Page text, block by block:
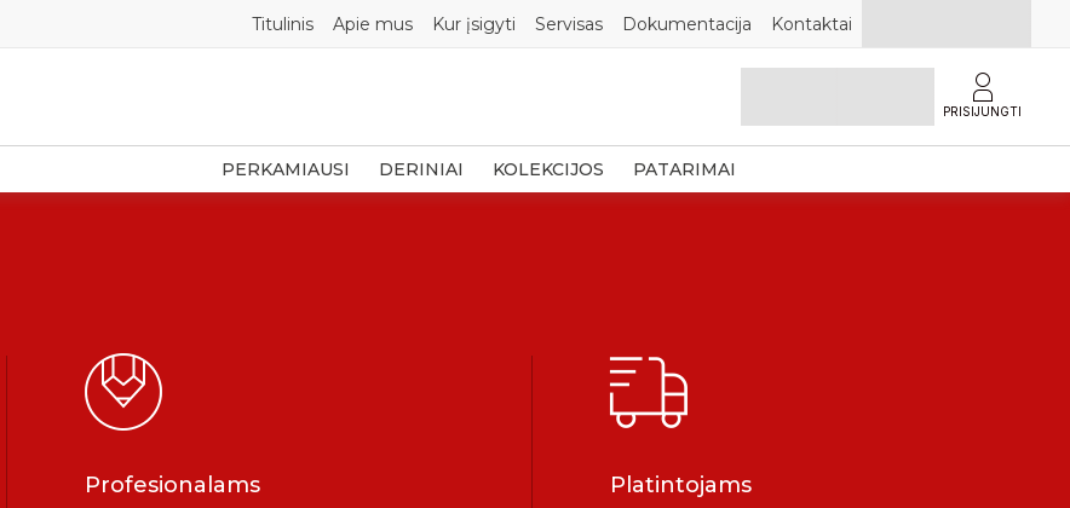
Titulinis Apie mus Kur įsigyti Servisas Dokumentacija Kontaktai
PRISIJUNGTI
PERKAMIAUSI DERINIAI KOLEKCIJOS PATARIMAI
Profesionalams Platintojams